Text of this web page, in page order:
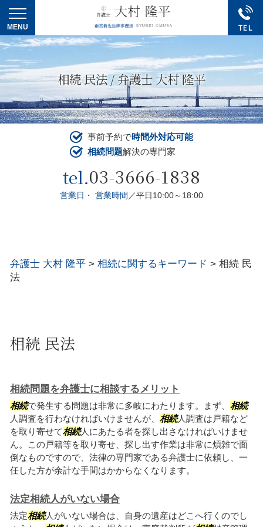
相続 民法 / 弁護士 大村 隆平
事前予約で時間外対応可能
相続問題解決の専門家
tel.03-3666-1838
営業日・ 営業時間 ／平日10:00～18:00
弁護士 大村 隆平 > 相続に関するキーワード > 相続 民
法
相続 民法
相続問題を弁護士に相談するメリット
相続で発生する問題は非常に多岐にわたります。まず、 相続
人調査を行わなければいけませんが、 相続人調査は戸籍など
を取り寄せて相続人にあたる者を探し出さなければいけませ
ん。この戸籍等を取り寄せ、探し出す作業は非常に煩雑で面
倒なものですので、法律の専門家である弁護士に依頼し、一
任した方が余計な手間はかからなくなります。
法定相続人がいない場合
法定相続人がいない場合は、自身の遺産はどこへ行くのでし